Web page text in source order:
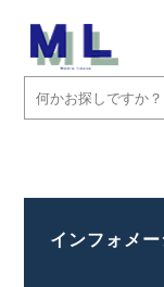
UHD-QOTR-TX/
インフォメ